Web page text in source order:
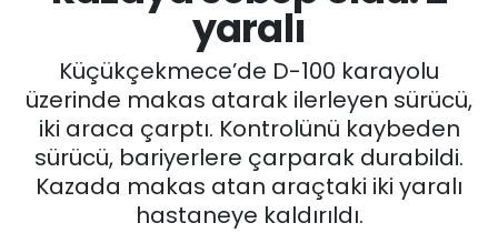
yaralı
Küçükçekmece’de D-100 karayolu
üzerinde makas atarak ilerleyen sürücü,
iki araca çarptı. Kontrolünü kaybeden
sürücü, bariyerlere çarparak durabildi.
Kazada makas atan araçtaki iki yaralı
hastaneye kaldırıldı.
SİYASET
EĞİTİM
MAGAZİN
Afyonkarahisar Trafik Yoğunluk Haritası
Süper Lig Puan Durumu ve Fikstür
Tüm Manşetler
Son Dakika Haberleri